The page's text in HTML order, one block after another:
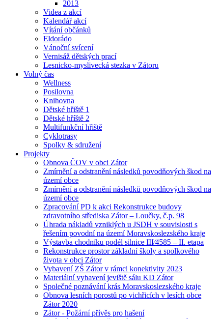
2013
Videa z akcí
Kalendář akcí
Vítání občánků
Eldorádo
Vánoční svícení
Vernisáž dětských prací
Lesnicko-myslivecká stezka v Zátoru
Volný čas
Wellness
Posilovna
Knihovna
Dětské hřiště 1
Dětské hříště 2
Multifunkční hřiště
Cyklotrasy
Spolky & sdružení
Projekty
Obnova ČOV v obci Zátor
Zmírnění a odstranění následků povodňových škod na
území obce
Zmírnění a odstranění následků povodňových škod na
území obce
Zpracování PD k akci Rekonstrukce budovy
zdravotního střediska Zátor – Loučky, č.p. 98
Úhrada nákladů vzniklých u JSDH v souvislosti s
řešením povodní na území Moravskoslezského kraje
Výstavba chodníku podél silnice III⁄4585 – II. etapa
Rekonstrukce prostor základní školy a spolkového
života v obci Zátor
Vybavení ZŠ Zátor v rámci konektivity 2023
Materiální vybavení jeviště sálu KD Zátor
Společné poznávání krás Moravskoslezského kraje
Obnova lesních porostů po vichřicích v lesích obce
Zátor 2020
Zátor - Požární přívěs pro hašení